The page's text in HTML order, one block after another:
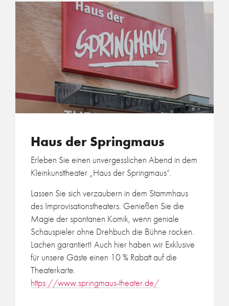
Haus der Springmaus
Erleben Sie einen unvergesslichen Abend in dem
Kleinkunsttheater „Haus der Springmaus“.
Lassen Sie sich verzaubern in dem Stammhaus
des Improvisationstheaters. Genießen Sie die
Magie der spontanen Komik, wenn geniale
Schauspieler ohne Drehbuch die Bühne rocken.
Lachen garantiert! Auch hier haben wir Exklusive
für unsere Gäste einen 10 % Rabatt auf die
Theaterkarte.
https://www.springmaus-theater.de/